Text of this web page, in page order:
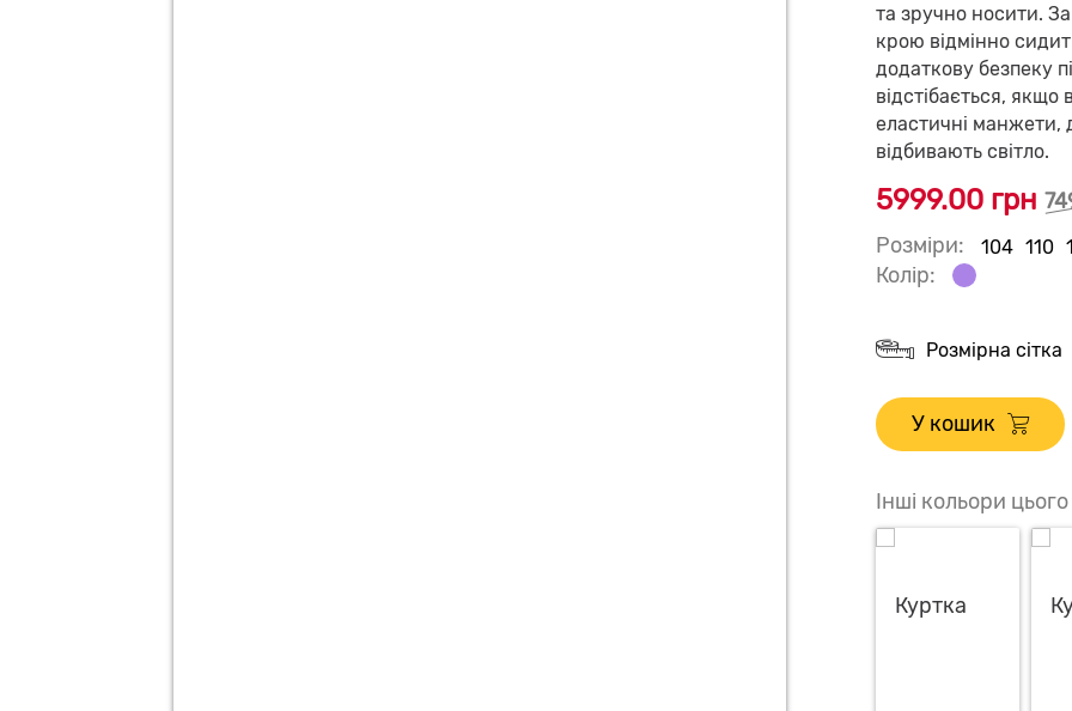
та зручно носити.
крою відмінно
додаткову безпеку
відстібається,
еластичні манжети,
відбивають світло.
5999.00 грн
Розміри:
104 110
Колір:
Розмірна сітка
У кошик
Інші кольори